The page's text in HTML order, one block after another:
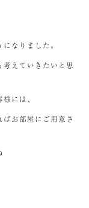
なりました。
えていきたいと思
には、
お部屋にご用意さ